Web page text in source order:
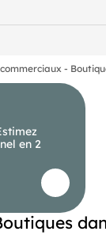
ces biens
-
en 2